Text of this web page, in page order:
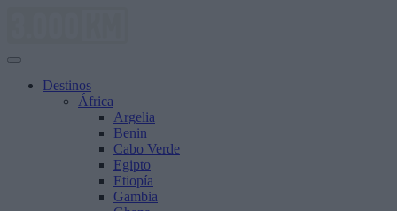
Destinos
África
Argelia
Benin
Cabo Verde
Egipto
Etiopía
Gambia